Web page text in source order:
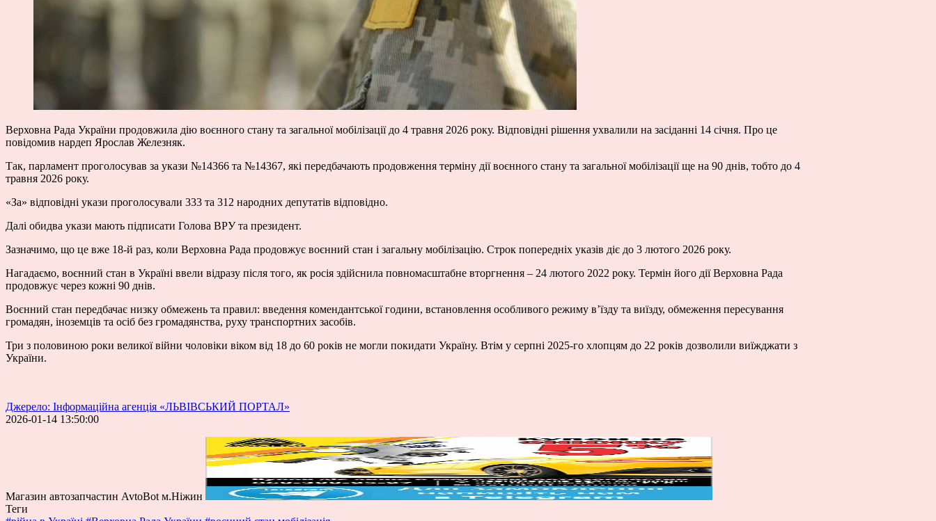
Верховна Рада України продовжила дію воєнного стану та загальної мобілізації до 4 травня 2026 року. Відповідні рішення ухвалили на засіданні 14 січня. Про це
повідомив нардеп Ярослав Железняк.
Так, парламент проголосував за укази №14366 та №14367, які передбачають продовження терміну дії воєнного стану та загальної мобілізації ще на 90 днів, тобто до 4
травня 2026 року.
«За» відповідні укази проголосували 333 та 312 народних депутатів відповідно.
Далі обидва укази мають підписати Голова ВРУ та президент.
Зазначимо, що це вже 18-й раз, коли Верховна Рада продовжує воєнний стан і загальну мобілізацію. Строк попередніх указів діє до 3 лютого 2026 року.
Нагадаємо, воєнний стан в Україні ввели відразу після того, як росія здійснила повномасштабне вторгнення – 24 лютого 2022 року. Термін його дії Верховна Рада
продовжує через кожні 90 днів.
Воєнний стан передбачає низку обмежень та правил: введення комендантської години, встановлення особливого режиму в’їзду та виїзду, обмеження пересування
громадян, іноземців та осіб без громадянства, руху транспортних засобів.
Три з половиною роки великої війни чоловіки віком від 18 до 60 років не могли покидати Україну. Втім у серпні 2025-го хлопцям до 22 років дозволили виїжджати з
України.
Джерело: Інформаційна агенція «ЛЬВІВСЬКИЙ ПОРТАЛ»
2026-01-14 13:50:00
Магазин автозапчастин AvtoBot м.Ніжин
Теги